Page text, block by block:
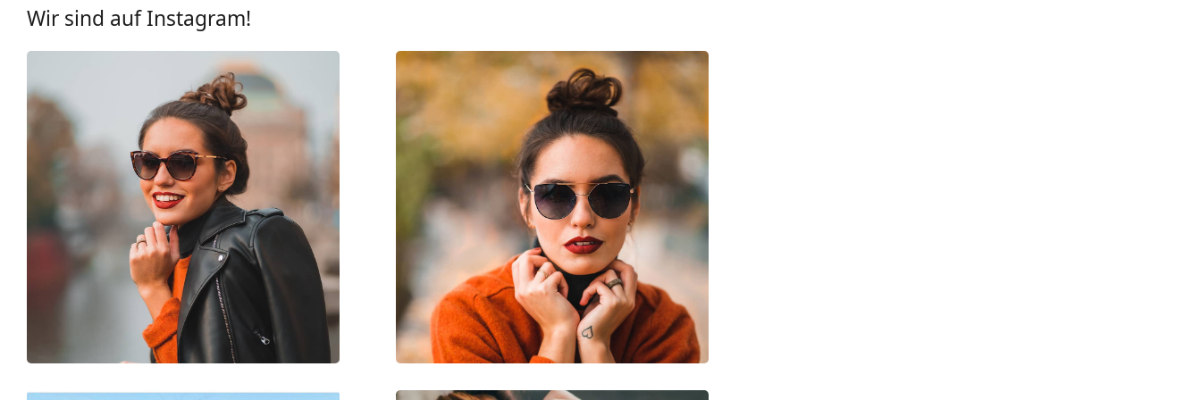
Brillenfassungen
Farbe der Fassung:
schwarz
Material der Fassung:
Kunststoff
Größe:
Brillenbreite:
136 mm
Bügellänge:
145 mm
Stegbreite:
13 mm
Gewicht:
Verstellbare Nasenpads:
Nein
Wir sind auf Instagram!